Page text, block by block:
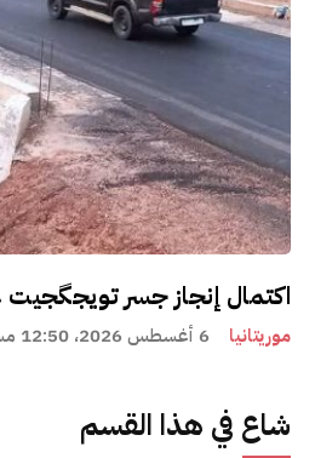
اكتمال إنجاز جسر
موريتانيا 6 أغسطس 2026، 12:50 مساءً
شاع في هذا القسم